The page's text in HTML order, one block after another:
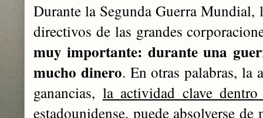
Durante la Segunda Guerra
directivos de las grandes
muy importante: durante una
mucho dinero. En otras palabras, la
ganancias, la actividad clave
estadounidense, puede absolverse